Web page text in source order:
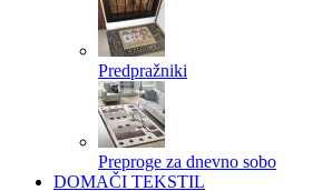
Predpražniki
Preproge za dnevno sobo
DOMAČI TEKSTIL